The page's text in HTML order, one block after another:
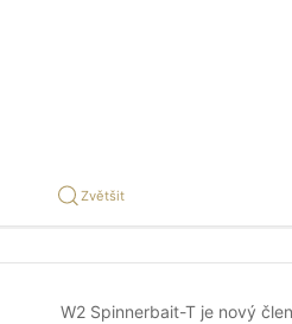
Zvětšit
W2 Spinnerbait-T je nový